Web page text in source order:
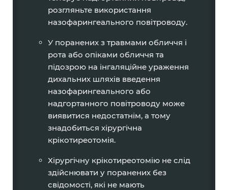
розгляньте використання
назофарингеального повітроводу.
У поранених з травмами обличчя і
рота або опіками обличчя та
підозрою на інгаляційне ураження
дихальних шляхів введення
назофарингеального або
надгортанного повітроводу може
виявитися недостатнім, а тому
знадобиться хірургічна
крікотиреотомія.
Хірургічну крікотиреотомію не слід
здійснювати у поранених без
свідомості, які не мають